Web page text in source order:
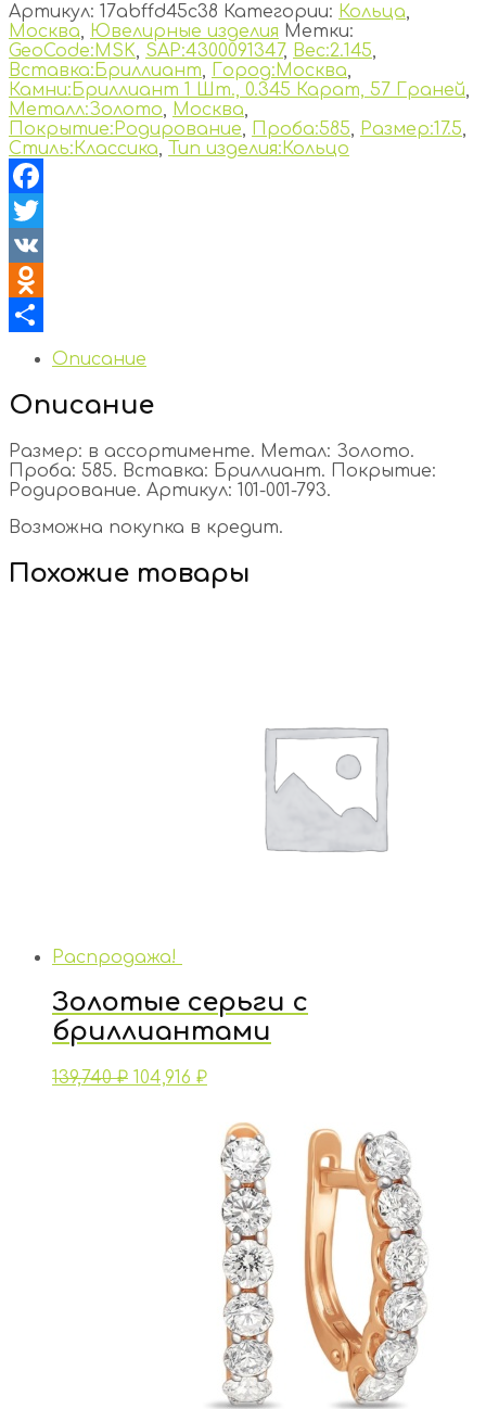
Артикул: 17abffd45c38 Категории: Кольца,
Москва, Ювелирные изделия Метки:
GeoCode:MSK, SAP:4300091347, Вес:2.145,
Вставка:Бриллиант, Город:Москва,
Камни:Бриллиант 1 Шт., 0.345 Карат, 57 Граней,
Металл:Золото, Москва,
Покрытие:Родирование, Проба:585, Размер:17.5,
Стиль:Классика, Тип изделия:Кольцо
Facebook
Twitter
VK
Odnoklassniki
Отправить
Описание
Описание
Размер: в ассортименте. Метал: Золото.
Проба: 585. Вставка: Бриллиант. Покрытие:
Родирование. Артикул: 101-001-793.
Возможна покупка в кредит.
Похожие товары
Распродажа!
Золотые серьги с
бриллиантами
139,740₽ 104,916 ₽